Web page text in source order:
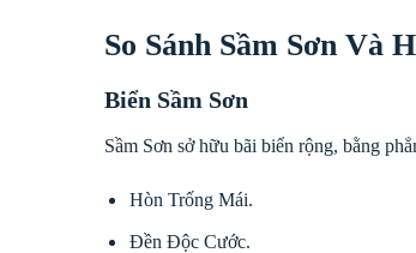
So Sánh Sầm Sơn Và
Biển Sầm Sơn
Sầm Sơn sở hữu bãi biển rộng, bằng
Hòn Trống Mái.
Đền Độc Cước.